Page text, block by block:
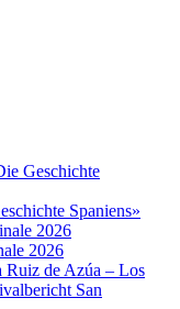
Geschichte
Spaniens»
2026
2026
Ruiz de Azúa – Los
San